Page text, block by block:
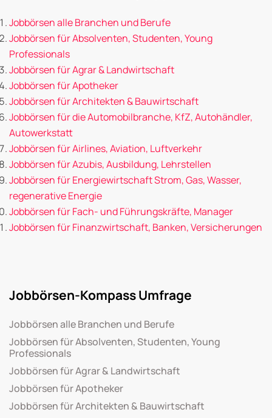
Jobbörsen alle Branchen und Berufe
Jobbörsen für Absolventen, Studenten, Young
Professionals
Jobbörsen für Agrar & Landwirtschaft
Jobbörsen für Apotheker
Jobbörsen für Architekten & Bauwirtschaft
Jobbörsen für die Automobilbranche, KfZ, Autohändler,
Autowerkstatt
Jobbörsen für Airlines, Aviation, Luftverkehr
Jobbörsen für Azubis, Ausbildung, Lehrstellen
Jobbörsen für Energiewirtschaft Strom, Gas, Wasser,
regenerative Energie
Jobbörsen für Fach- und Führungskräfte, Manager
Jobbörsen für Finanzwirtschaft, Banken, Versicherungen
Jobbörsen-Kompass Umfrage
Jobbörsen alle Branchen und Berufe
Jobbörsen für Absolventen, Studenten, Young
Professionals
Jobbörsen für Agrar & Landwirtschaft
Jobbörsen für Apotheker
Jobbörsen für Architekten & Bauwirtschaft